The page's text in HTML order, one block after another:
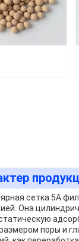
сетка 5A
Она
поры и